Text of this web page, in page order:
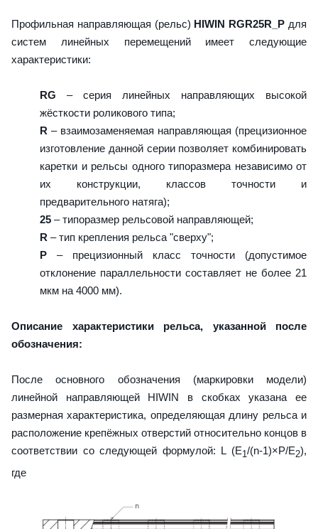
Профильная направляющая (рельс) HIWIN RGR25R_P для
систем линейных перемещений имеет следующие
характеристики:
RG – серия линейных направляющих высокой
жёсткости роликового типа;
R – взаимозаменяемая направляющая (прецизионное
изготовление данной серии позволяет комбинировать
каретки и рельсы одного типоразмера независимо от
их конструкции, классов точности и
предварительного натяга);
25 – типоразмер рельсовой направляющей;
R – тип крепления рельса "сверху";
P – прецизионный класс точности (допустимое
отклонение параллельности составляет не более 21
мкм на 4000 мм).
Описание характеристики рельса, указанной после
обозначения:
После основного обозначения (маркировки модели)
линейной направляющей HIWIN в скобках указана ее
размерная характеристика, определяющая длину рельса и
расположение крепёжных отверстий относительно концов в
соответствии со следующей формулой: L (E1/(n-1)×P/E2),
где